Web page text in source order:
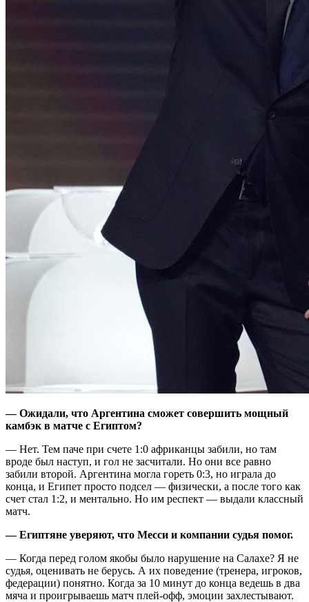
— Ожидали, что Аргентина сможет совершить мощный
камбэк в матче с Египтом?
— Нет. Тем паче при счете 1:0 африканцы забили, но там
вроде был наступ, и гол не засчитали. Но они все равно
забили второй. Аргентина могла гореть 0:3, но играла до
конца, и Египет просто подсел — физически, а после того как
счет стал 1:2, и ментально. Но им респект — выдали классный
матч.
— Египтяне уверяют, что Месси и компании судья помог.
— Когда перед голом якобы было нарушение на Салахе? Я не
судья, оценивать не берусь. А их поведение (тренера, игроков,
федерации) понятно. Когда за 10 минут до конца ведешь в два
мяча и проигрываешь матч плей-офф, эмоции захлестывают.